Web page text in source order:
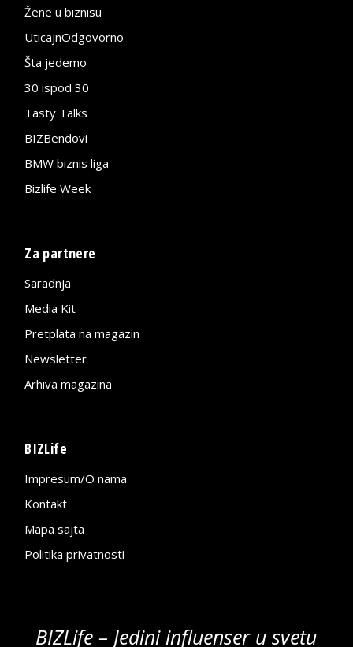
Žene u biznisu
UticajnOdgovorno
Šta jedemo
30 ispod 30
Tasty Talks
BIZBendovi
BMW biznis liga
Bizlife Week
Za partnere
Saradnja
Media Kit
Pretplata na magazin
Newsletter
Arhiva magazina
BIZLife
Impresum/O nama
Kontakt
Mapa sajta
Politika privatnosti
BIZLife – Jedini influenser u svetu